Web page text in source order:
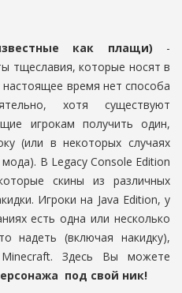
как плащи) -
тщеславия, которые носят в
настоящее время нет способа
хотя существуют
игрокам получить один,
(или в некоторых случаях
В Legacy Console Edition
скины из различных
Игроки на Java Edition, у
есть одна или несколько
надеть (включая накидку),
Здесь Вы можете
под свой ник!